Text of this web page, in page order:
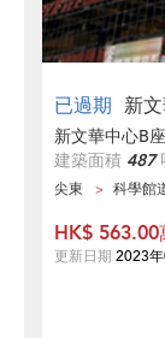
已過期 新
新文華中心B座
建築面積 487
尖東 科學館
HK$ 563.00
更新日期 2023